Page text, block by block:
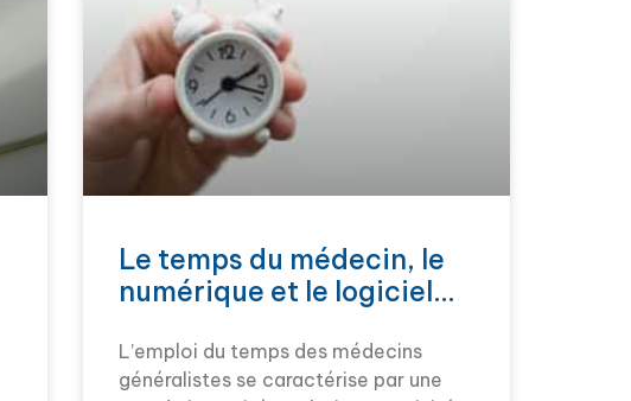
Le temps du médecin, le
numérique et le logiciel…
L’emploi du temps des médecins
généralistes se caractérise par une